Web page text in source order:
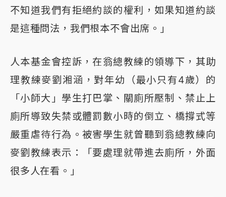
不知道我們有拒絕約談的權利，如果知道約談
是這種問法，我們根本不會出席。」
人本基金會控訴，在翁總教練的領導下，其助
理教練麥劉湘涵，對年幼（最小只有4歲）的
「小師大」學生打巴掌、關廁所壓制、禁止上
廁所導致失禁或體罰數小時的倒立、橋撐式等
嚴重虐待行為。被害學生就曾聽到翁總教練向
麥劉教練表示：「要處理就帶進去廁所，外面
很多人在看。」